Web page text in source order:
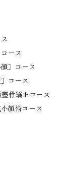
ース
］コース
コース
骨矯正コース
顔術コース